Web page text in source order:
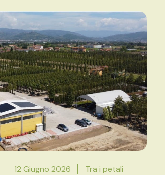
12 Giugno 2026 Tra i petali